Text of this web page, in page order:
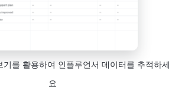
를 활용하여 인플루언서 데이터를 추적하세
요